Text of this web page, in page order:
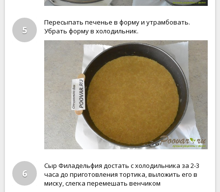
5
Пересыпать печенье в форму и утрамбовать.
Убрать форму в холодильник.
6
Сыр Филадельфия достать с холодильника за 2-3
часа до приготовления тортика, выложить его в
миску, слегка перемешать венчиком